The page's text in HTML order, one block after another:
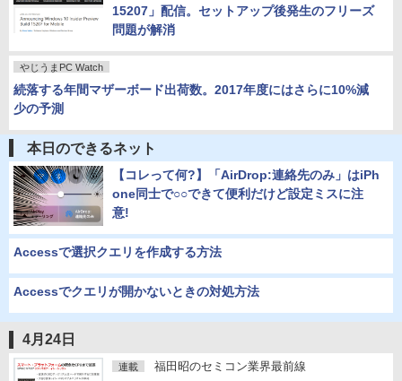
15207」配信。セットアップ後発生のフリーズ
問題が解消
やじうまPC Watch
続落する年間マザーボード出荷数。2017年度にはさらに10%減
少の予測
本日のできるネット
【コレって何?】「AirDrop:連絡先のみ」はiPh
one同士で○○できて便利だけど設定ミスに注
意!
Accessで選択クエリを作成する方法
Accessでクエリが開かないときの対処方法
4月24日
連載 福田昭のセミコン業界最前線